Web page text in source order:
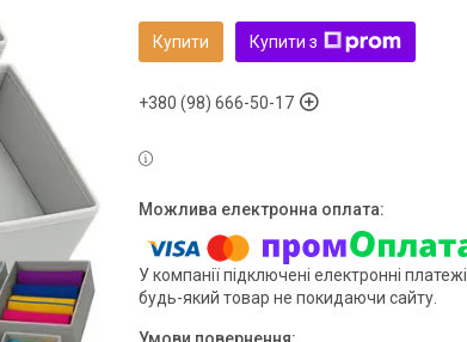
Купити Купити з
+380 (98) 666-50-17
У компанії підключені електронні
будь-який товар не покидаючи сайту.